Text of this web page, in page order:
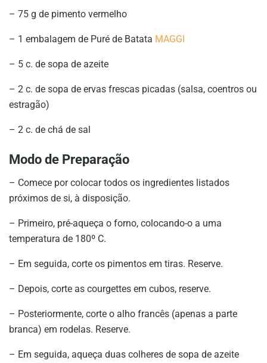
– 75 g de pimento vermelho
– 1 embalagem de Puré de Batata MAGGI
– 5 c. de sopa de azeite
– 2 c. de sopa de ervas frescas picadas (salsa, coentros ou
estragão)
– 2 c. de chá de sal
Modo de Preparação
– Comece por colocar todos os ingredientes listados
próximos de si, à disposição.
– Primeiro, pré-aqueça o forno, colocando-o a uma
temperatura de 180º C.
– Em seguida, corte os pimentos em tiras. Reserve.
– Depois, corte as courgettes em cubos, reserve.
– Posteriormente, corte o alho francês (apenas a parte
branca) em rodelas. Reserve.
– Em seguida, aqueça duas colheres de sopa de azeite